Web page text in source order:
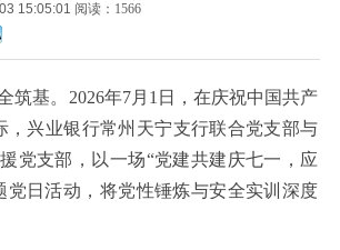
15:05:01 阅读：1566
筑基。2026年7月1日，在庆祝中国共产
，兴业银行常州天宁支行联合党支部与
党支部，以一场“党建共建庆七一，应
党日活动，将党性锤炼与安全实训深度